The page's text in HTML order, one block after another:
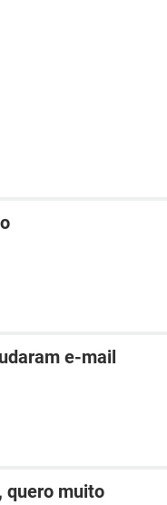
e-mail
quero muito